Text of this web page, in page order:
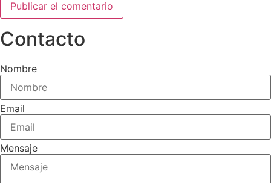
Contacto
Nombre
Email
Mensaje